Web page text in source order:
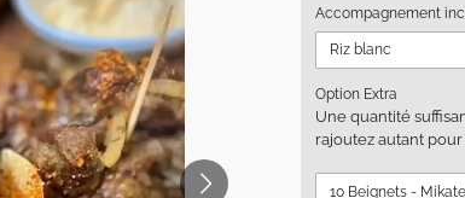
Accompagnement
Option Extra
Une quantité
rajoutez autant